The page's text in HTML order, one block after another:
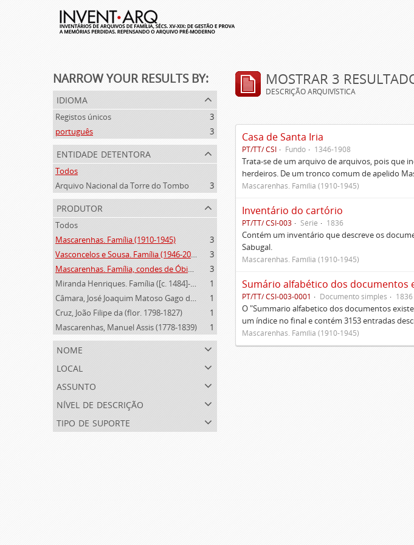
NARROW YOUR RESULTS BY:
idioma
Registos únicos
3
português
3
entidade detentora
Todos
Arquivo Nacional da Torre do Tombo
3
produtor
Todos
Mascarenhas. Família (1910-1945)
3
Vasconcelos e Sousa. Família (1946-2006)
3
Mascarenhas. Família, condes de Óbidos, Palma e Sabugal (1669-1910)
3
Miranda Henriques. Família ([c. 1484]-[c.1745])
1
Câmara, José Joaquim Matoso Gago da (1775-1864)
1
Cruz, João Filipe da (flor. 1798-1827)
1
Mascarenhas, Manuel Assis (1778-1839)
1
nome
local
assunto
nível de descrição
tipo de suporte
MOSTRAR 3
DESCRIÇÃO ARQUIVÍSTICA
Casa de Santa Iria
PT/TT/ CSI Fundo 1346-1908
Trata-se de um arquivo de arquivos, pois que
herdeiros. De um tronco comum de apelido
Mascarenhas. Família (1910-1945)
Inventário do cartório
PT/TT/ CSI-003 Série 1836
Contém um inventário que descreve os
Sabugal.
Mascarenhas. Família (1910-1945)
PT/TT/ CSI-003-0001 Documento simples 1836
O "Summario alfabetico dos documentos
um índice no final e contém 3153 entradas
Mascarenhas. Família (1910-1945)